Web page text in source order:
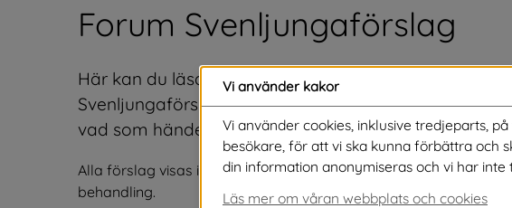
Forum Svenljungaförslag
Här kan du läsa och stötta förslag som andra har
Svenljungaförslag kan du skriva på förslag du håller
vad som händer med olika förslag.
Alla förslag visas i tre månader. När ett förslag får minst 30
behandling.
Vi använder kakor
Vi använder cookies, inklusive tredjeparts,
besökare, för att vi ska kunna förbättra och
din information anonymiseras och vi har
Läs mer om våran webbplats och cookies